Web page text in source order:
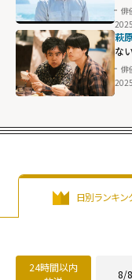
俳
萩
な
俳
日別ランキン
24時間以内
8/